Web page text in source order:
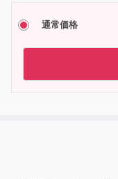
通常価格